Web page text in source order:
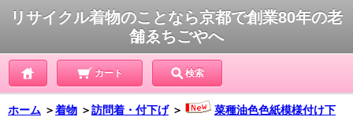
リサイクル着物のことなら京都で創業80年の老
舗ゑちごやへ
カート 検索
ホーム ＞着物 ＞訪問着・付下げ ＞
菜種油色色紙模様付け下